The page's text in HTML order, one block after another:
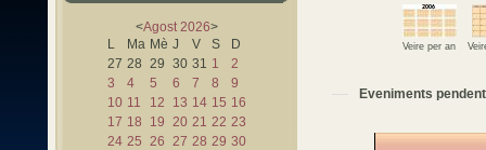
<Agost 2026>
L
Ma Mè J V S
D
27 28 29 30 31 1
2
3
4 5 6 7 8
9
10 11 12 13 14 15 16
17 18 19 20 21 22 23
24 25 26 27 28 29 30
Veire per an
Eveniments pendent